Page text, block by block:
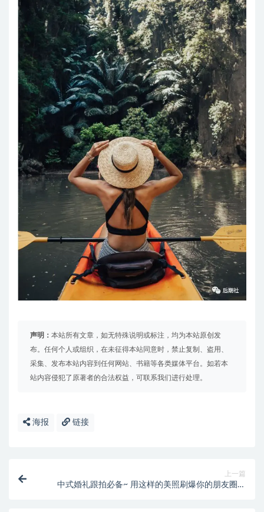
声明： 本站所有文章，如无特殊说明或标注，均为本站原创发
布。任何个人或组织，在未征得本站同意时，禁止复制、盗用、
采集、发布本站内容到任何网站、书籍等各类媒体平台。如若本
站内容侵犯了原著者的合法权益，可联系我们进行处理。
海报 链接
上一篇
中式婚礼跟拍必备~ 用这样的美照刷爆你的朋友圈！